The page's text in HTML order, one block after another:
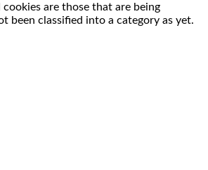
are those that are being
been classified into a category as yet.